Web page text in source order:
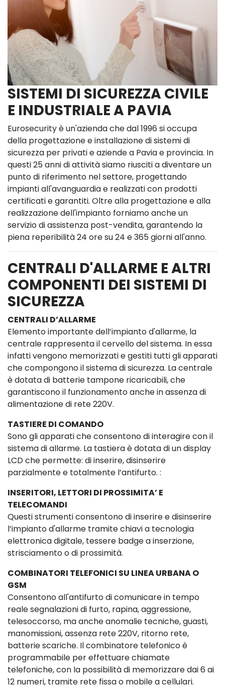
SISTEMI DI SICUREZZA CIVILE
E INDUSTRIALE A PAVIA
Eurosecurity è un'azienda che dal 1996 si occupa
della progettazione e installazione di sistemi di
sicurezza per privati e aziende a Pavia e provincia. In
questi 25 anni di attività siamo riusciti a diventare un
punto di riferimento nel settore, progettando
impianti all'avanguardia e realizzati con prodotti
certificati e garantiti. Oltre alla progettazione e alla
realizzazione dell'impianto forniamo anche un
servizio di assistenza post-vendita, garantendo la
piena reperibilità 24 ore su 24 e 365 giorni all'anno.
CENTRALI D'ALLARME E ALTRI
COMPONENTI DEI SISTEMI DI
SICUREZZA
CENTRALI D’ALLARME
Elemento importante dell’impianto d'allarme, la
centrale rappresenta il cervello del sistema. In essa
infatti vengono memorizzati e gestiti tutti gli apparati
che compongono il sistema di sicurezza. La centrale
è dotata di batterie tampone ricaricabili, che
garantiscono il funzionamento anche in assenza di
alimentazione di rete 220V.
TASTIERE DI COMANDO
Sono gli apparati che consentono di interagire con il
sistema di allarme. La tastiera è dotata di un display
LCD che permette: di inserire, disinserire
parzialmente e totalmente l’antifurto. :
INSERITORI, LETTORI DI PROSSIMITA’ E
TELECOMANDI
Questi strumenti consentono di inserire e disinserire
l’impianto d'allarme tramite chiavi a tecnologia
elettronica digitale, tessere badge a inserzione,
strisciamento o di prossimità.
COMBINATORI TELEFONICI SU LINEA URBANA O
GSM
Consentono all'antifurto di comunicare in tempo
reale segnalazioni di furto, rapina, aggressione,
telesoccorso, ma anche anomalie tecniche, guasti,
manomissioni, assenza rete 220V, ritorno rete,
batterie scariche. Il combinatore telefonico è
programmabile per effettuare chiamate
telefoniche, con la possibilità di memorizzare dai 6 ai
12 numeri, tramite rete fissa o mobile a cellulari.